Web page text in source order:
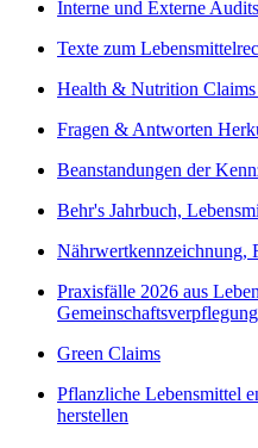
Interne und Externe
Texte zum
Health & Nutrition
Fragen & Antworten
Beanstandungen der
Behr's Jahrbuch,
Nährwertkennzeichnung,
Praxisfälle 2026 aus
Green Claims
Pflanzliche Lebensmittel
herstellen